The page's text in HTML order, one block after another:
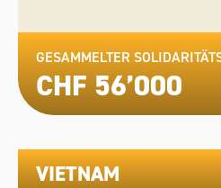
BAGNES,
GESAMMELTER
CHF 56’000
VIETNAM